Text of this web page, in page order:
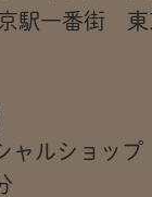
一番街 東京
ルショップ